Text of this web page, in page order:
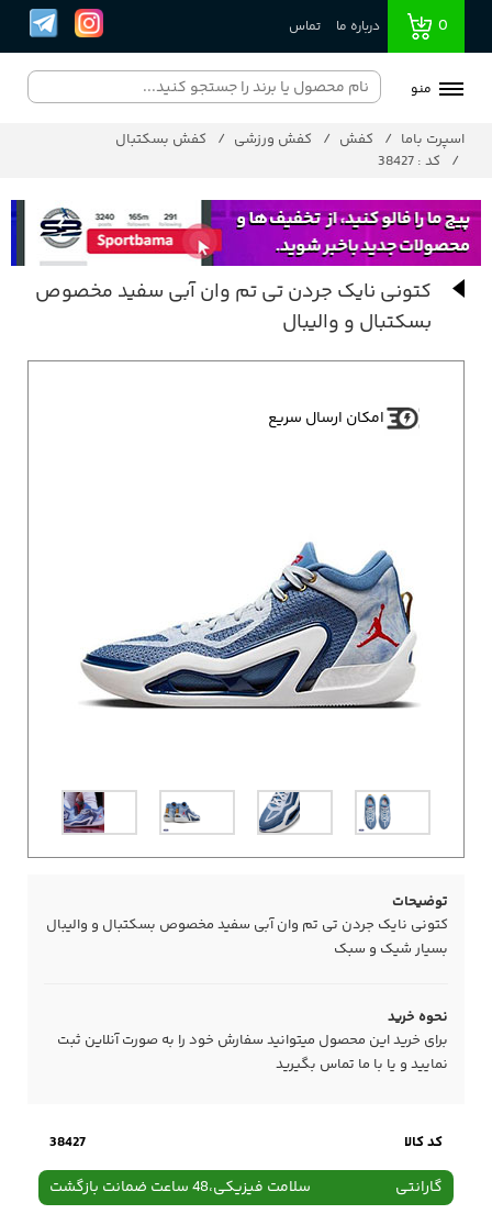
0 درباره ما تماس
منو
اسپرت باما کفش کفش ورزشی
کفش بسکتبال
کد : 38427
کتونی نایک جردن تی تم وان آبی سفید مخصوص
بسکتبال و والیبال
امکان ارسال سریع
توضیحات
کتونی نایک جردن تی تم وان آبی سفید مخصوص بسکتبال و والیبال
بسیار شیک و سبک
نحوه خرید
برای خرید این محصول میتوانید سفارش خود را به صورت آنلاین ثبت
نمایید و یا با ما تماس بگیرید
کد کالا 38427
گارانتی سلامت فیزیکی،48 ساعت ضمانت بازگشت